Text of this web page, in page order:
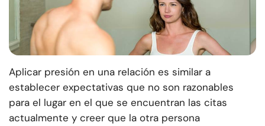
Aplicar presión en una relación es similar a
establecer expectativas que no son razonables
para el lugar en el que se encuentran las citas
actualmente y creer que la otra persona